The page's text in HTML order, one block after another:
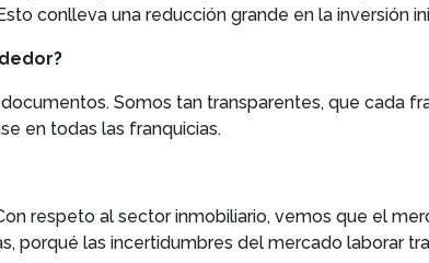
conlleva una reducción grande en la inversión
Somos tan transparentes, que cada
en todas las franquicias.
respeto al sector inmobiliario, vemos que el
porqué las incertidumbres del mercado laborar